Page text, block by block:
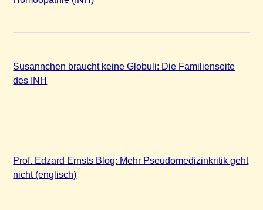
Susannchen braucht keine Globuli: Die Familienseite
des INH
Prof. Edzard Ernsts Blog: Mehr Pseudomedizinkritik geht
nicht (englisch)